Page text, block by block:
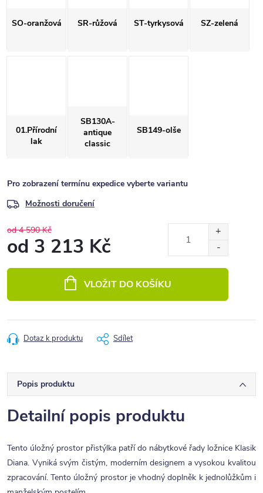
SO-oranžová SR-růžová ST-tyrkysová SZ-zelená
01.Přírodní
lak
SB130A-
antique
classic
SB149-olše
Pro zobrazení termínu expedice vyberte variantu
Možnosti doručení
od 4 590 Kč
od 3 213 Kč
VLOŽIT DO KOŠÍKU
Dotaz k produktu Sdílet
Popis produktu
Detailní popis produktu
Tento úložný prostor přistýlka patří do nábytkové řady ložnice Klasik
Diana. Vyniká svým čistým, moderním designem a vysokou kvalitou
zpracování. Tento úložný prostor je vhodný doplněk k jednolůžkům i